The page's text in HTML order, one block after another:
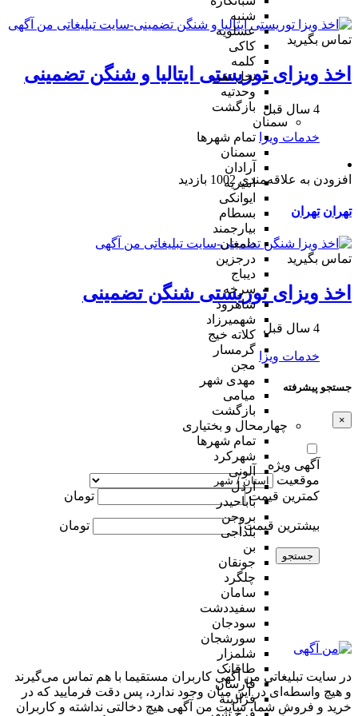
شنبه
عسلویه
کاکی
کلمه
نخل تقی
وحدتیه
بازگشت
سمنان
تمام شهر‌ها
سمنان
آرادان
امیریه
ایوانکی
بسطام
بیارجمند
دامغان
درجزین
دیباج
سرخه
شاهرود
شهمیرزاد
کلاته خیج
گرمسار
مجن
مهدی شهر
میامی
بازگشت
چهارمحال و بختیاری
تمام شهر‌ها
شهرکرد
آلونی
اردل
باباحیدر
بروجن
بلداجی
بن
جونقان
چلگرد
سامان
سفیددشت
سودجان
سورشجان
شلمزار
طاقانک
فارسان
فرادبنه
تماس بگیرید
اخذ ویزای توریستی ایتالیا و شنگن تضمینی
4 سال قبل
خدمات ویزا
افزودن به علاقه‌مندی 1002 بازدید
تهران تهران
تماس بگیرید
اخذ ویزای توریستی شنگن تضمینی
4 سال قبل
خدمات ویزا
جستجو پیشرفته
×
آگهی ویژه
موقعیت
کمترین قیمت
تومان
بیشترین قیمت تومان
جستجو
در سایت تبلیغاتی من آگهی کاربران مستقیما با هم تماس می‌گیرند
و هیچ واسطه‌ای در این میان وجود ندارد، پس دقت فرمایید که در
خرید و فروشِ شما، سایت من آگهی هیچ دخالتی نداشته و کاربران